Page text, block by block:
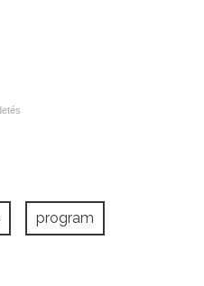
program